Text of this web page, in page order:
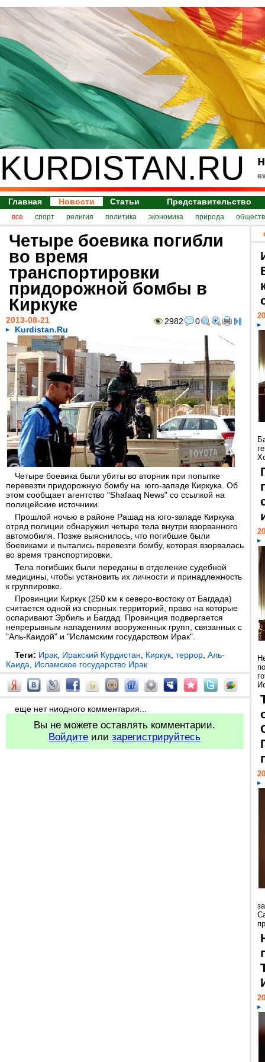
KURDISTAN.RU
Главная Новости Статьи Представительство
все спорт религия политика экономика природа
Четыре боевика погибли
во время
транспортировки
придорожной бомбы в
Киркуке
2982 0
2013-08-21
Kurdistan.Ru
Четыре боевика были убиты во вторник при попытке
перевезти придорожную бомбу на юго-западе Киркука. Об
этом сообщает агентство "Shafaaq News" со ссылкой на
полицейские источники.
Прошлой ночью в районе Рашад на юго-западе Киркука
отряд полиции обнаружил четыре тела внутри взорванного
автомобиля. Позже выяснилось, что погибшие были
боевиками и пытались перевезти бомбу, которая взорвалась
во время транспортировки.
Тела погибших были переданы в отделение судебной
медицины, чтобы установить их личности и принадлежность
к группировке.
Провинции Киркук (250 км к северо-востоку от Багдада)
считается одной из спорных территорий, право на которые
оспаривают Эрбиль и Багдад. Провинция подвергается
непрерывным нападениям вооруженных групп, связанных с
"Аль-Каидой" и "Исламским государством Ирак".
Теги: Ирак Иракский Курдистан Киркук террор Аль-
Каида
Исламское государство Ирак
еще нет ниодного комментария...
Вы не можете оставлять комментарии.
Войдите илизарегистрируйтесь